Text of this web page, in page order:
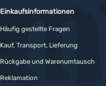
Einkaufsinformationen
Häufig gestellte Fragen
Kauf, Transport, Lieferung
Rückgabe und Warenumtausch
Reklamation